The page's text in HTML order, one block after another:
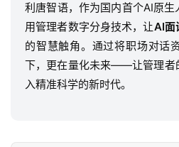
利唐智语，作为国内首个AI原生
用管理者数字分身技术，让AI面
的智慧触角。通过将职场对话
下，更在量化未来——让管理者
入精准科学的新时代。